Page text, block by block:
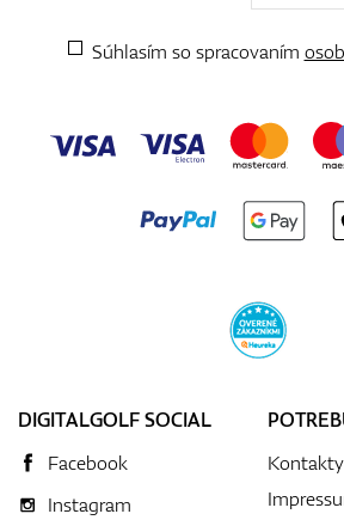
Súhlasím so spracovaním
DIGITALGOLF SOCIAL
Facebook
Instagram
Kontakty